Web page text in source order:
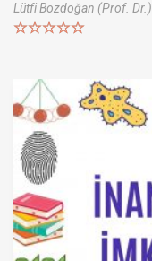
Lütfi Bozdoğan (Prof. Dr.)